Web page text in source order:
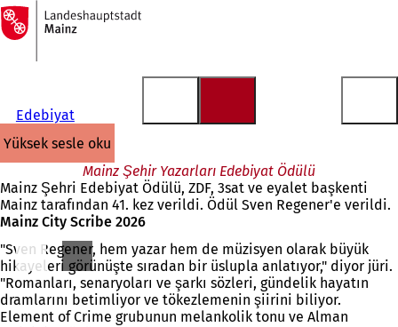
İçeriğe atla
Ana
sayfaya
Edebiyat
yüksek sesle oku
Mainz Şehir Yazarları Edebiyat Ödülü
Mainz Şehri Edebiyat Ödülü, ZDF, 3sat ve eyalet başkenti
Mainz tarafından 41. kez verildi. Ödül Sven Regener'e verildi.
Mainz City Scribe 2026
"Sven Regener, hem yazar hem de müzisyen olarak büyük
hikayeleri görünüşte sıradan bir üslupla anlatıyor," diyor jüri.
"Romanları, senaryoları ve şarkı sözleri, gündelik hayatın
dramlarını betimliyor ve tökezlemenin şiirini biliyor.
Element of Crime grubunun melankolik tonu ve Alman